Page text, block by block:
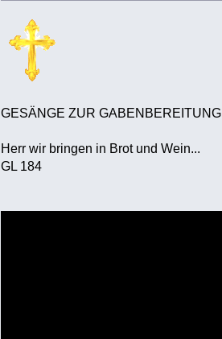
GESÄNGE ZUR GABENBEREITUNG
Herr wir bringen in Brot und Wein...
GL 184